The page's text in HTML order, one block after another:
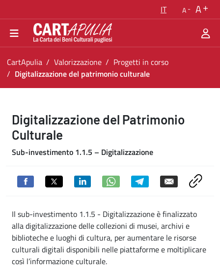
Vai al menu di navigazione
Vai ai contenuti
Vai al footer
IT A A
Ti trovi in:
CartApulia Valorizzazione
Progetti in corso
Digitalizzazione del patrimonio culturale
Digitalizzazione del patrimonio culturale
Digitalizzazione del Patrimonio
Culturale
Sub-investimento 1.1.5 – Digitalizzazione
Il sub-investimento 1.1.5 - Digitalizzazione è finalizzato
alla digitalizzazione delle collezioni di musei, archivi e
biblioteche e luoghi di cultura, per aumentare le risorse
culturali digitali disponibili nelle piattaforme e moltiplicare
così l’informazione culturale.